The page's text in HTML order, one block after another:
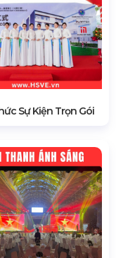
Sự Kiện Trọn Gói